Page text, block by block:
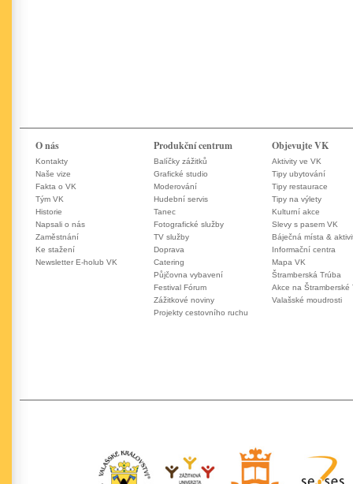
O nás
Kontakty
Naše vize
Fakta o VK
Tým VK
Historie
Napsali o nás
Zaměstnání
Ke stažení
Newsletter E-holub VK
Produkční centrum
Balíčky zážitků
Grafické studio
Moderování
Hudební servis
Tanec
Fotografické služby
TV služby
Doprava
Catering
Půjčovna vybavení
Festival Fórum
Zážitkové noviny
Projekty cestovního ruchu
Objevujte VK
Aktivity ve VK
Tipy ubytování
Tipy restaurace
Tipy na výlety
Kulturní akce
Slevy s pasem VK
Báječná místa &
Informační centra
Mapa VK
Štramberská Trúba
Akce na Štramberské
Valašské moudrosti